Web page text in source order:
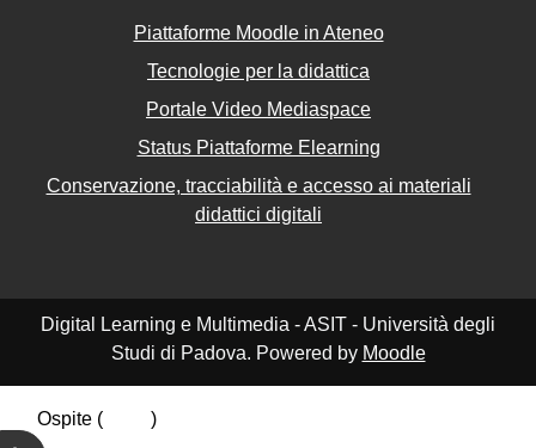
Piattaforme Moodle in Ateneo
Tecnologie per la didattica
Portale Video Mediaspace
Status Piattaforme Elearning
Conservazione, tracciabilità e accesso ai materiali
didattici digitali
Digital Learning e Multimedia - ASIT - Università degli
Studi di Padova. Powered by Moodle
Ospite (
)